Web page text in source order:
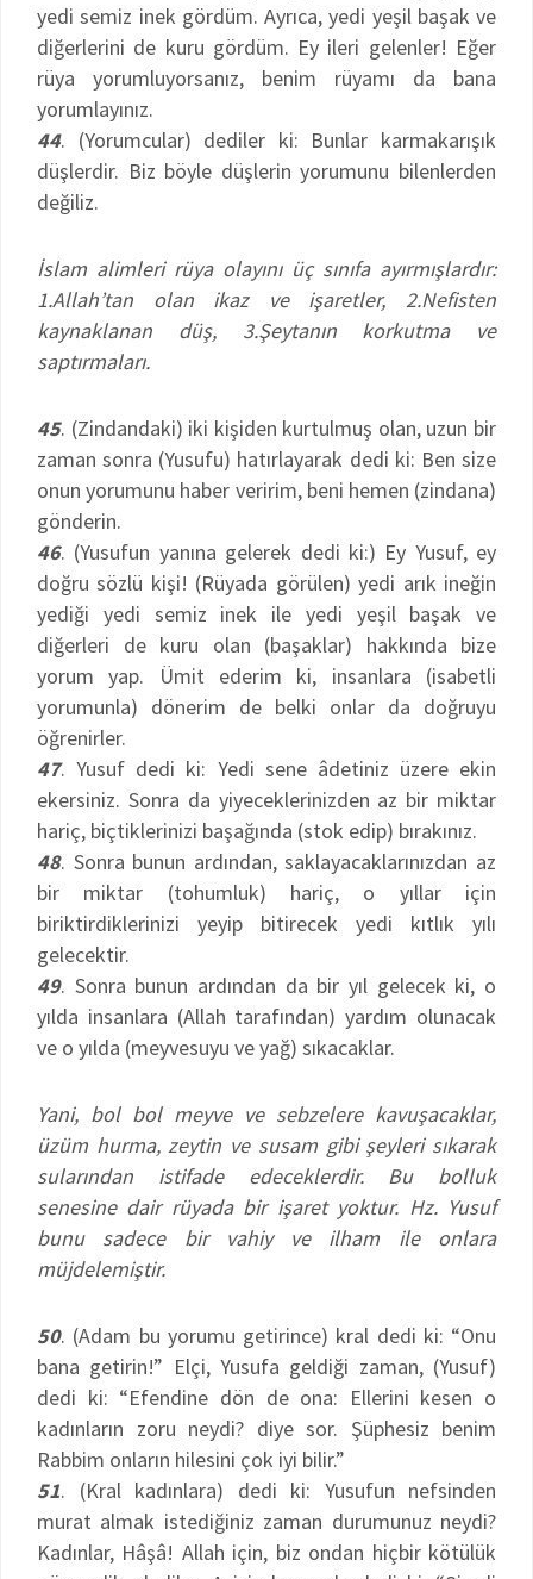
yedi semiz inek gördüm. Ayrıca, yedi yeşil başak ve
diğerlerini de kuru gördüm. Ey ileri gelenler! Eğer
rüya yorumluyorsanız, benim rüyamı da bana
yorumlayınız.
44. (Yorumcular) dediler ki: Bunlar karmakarışık
düşlerdir. Biz böyle düşlerin yorumunu bilenlerden
değiliz.
İslam alimleri rüya olayını üç sınıfa ayırmışlardır:
1.Allah’tan olan ikaz ve işaretler, 2.Nefisten
kaynaklanan düş, 3.Şeytanın korkutma ve
saptırmaları.
45. (Zindandaki) iki kişiden kurtulmuş olan, uzun bir
zaman sonra (Yusufu) hatırlayarak dedi ki: Ben size
onun yorumunu haber veririm, beni hemen (zindana)
gönderin.
46. (Yusufun yanına gelerek dedi ki:) Ey Yusuf, ey
doğru sözlü kişi! (Rüyada görülen) yedi arık ineğin
yediği yedi semiz inek ile yedi yeşil başak ve
diğerleri de kuru olan (başaklar) hakkında bize
yorum yap. Ümit ederim ki, insanlara (isabetli
yorumunla) dönerim de belki onlar da doğruyu
öğrenirler.
47. Yusuf dedi ki: Yedi sene âdetiniz üzere ekin
ekersiniz. Sonra da yiyeceklerinizden az bir miktar
hariç, biçtiklerinizi başağında (stok edip) bırakınız.
48. Sonra bunun ardından, saklayacaklarınızdan az
bir miktar (tohumluk) hariç, o yıllar için
biriktirdiklerinizi yeyip bitirecek yedi kıtlık yılı
gelecektir.
49. Sonra bunun ardından da bir yıl gelecek ki, o
yılda insanlara (Allah tarafından) yardım olunacak
ve o yılda (meyvesuyu ve yağ) sıkacaklar.
Yani, bol bol meyve ve sebzelere kavuşacaklar,
üzüm hurma, zeytin ve susam gibi şeyleri sıkarak
sularından istifade edeceklerdir. Bu bolluk
senesine dair rüyada bir işaret yoktur. Hz. Yusuf
bunu sadece bir vahiy ve ilham ile onlara
müjdelemiştir.
50. (Adam bu yorumu getirince) kral dedi ki: “Onu
bana getirin!” Elçi, Yusufa geldiği zaman, (Yusuf)
dedi ki: “Efendine dön de ona: Ellerini kesen o
kadınların zoru neydi? diye sor. Şüphesiz benim
Rabbim onların hilesini çok iyi bilir.”
51. (Kral kadınlara) dedi ki: Yusufun nefsinden
murat almak istediğiniz zaman durumunuz neydi?
Kadınlar, Hâşâ! Allah için, biz ondan hiçbir kötülük